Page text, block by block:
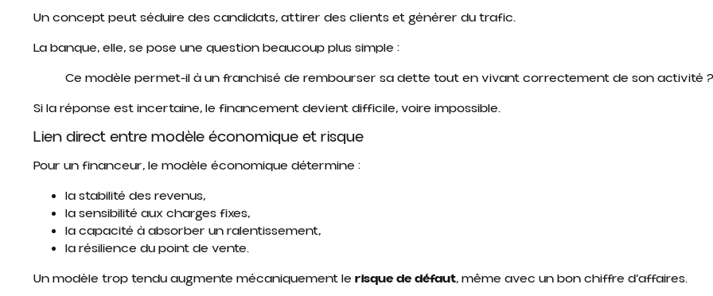
Un concept peut séduire des candidats, attirer des clients et générer du trafic.
La banque, elle, se pose une question beaucoup plus simple :
Ce modèle permet-il à un franchisé de rembourser sa dette tout en vivant correctement de son activité ?
Si la réponse est incertaine, le financement devient difficile, voire impossible.
Lien direct entre modèle économique et risque
Pour un financeur, le modèle économique détermine :
la stabilité des revenus,
la sensibilité aux charges fixes,
la capacité à absorber un ralentissement,
la résilience du point de vente.
Un modèle trop tendu augmente mécaniquement le risque de défaut, même avec un bon chiffre d’affaires.